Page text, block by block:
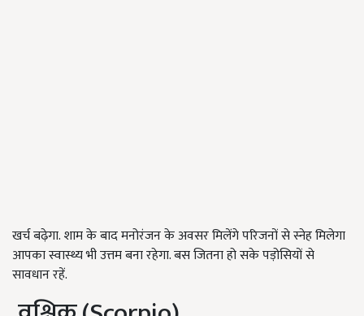
खर्च बढ़ेगा. शाम के बाद मनोरंजन के अवसर मिलेंगे परिजनों से स्नेह मिलेगा
आपका स्वास्थ्य भी उत्तम बना रहेगा. बस जितना हो सके पड़ोसियों से
सावधान रहें.